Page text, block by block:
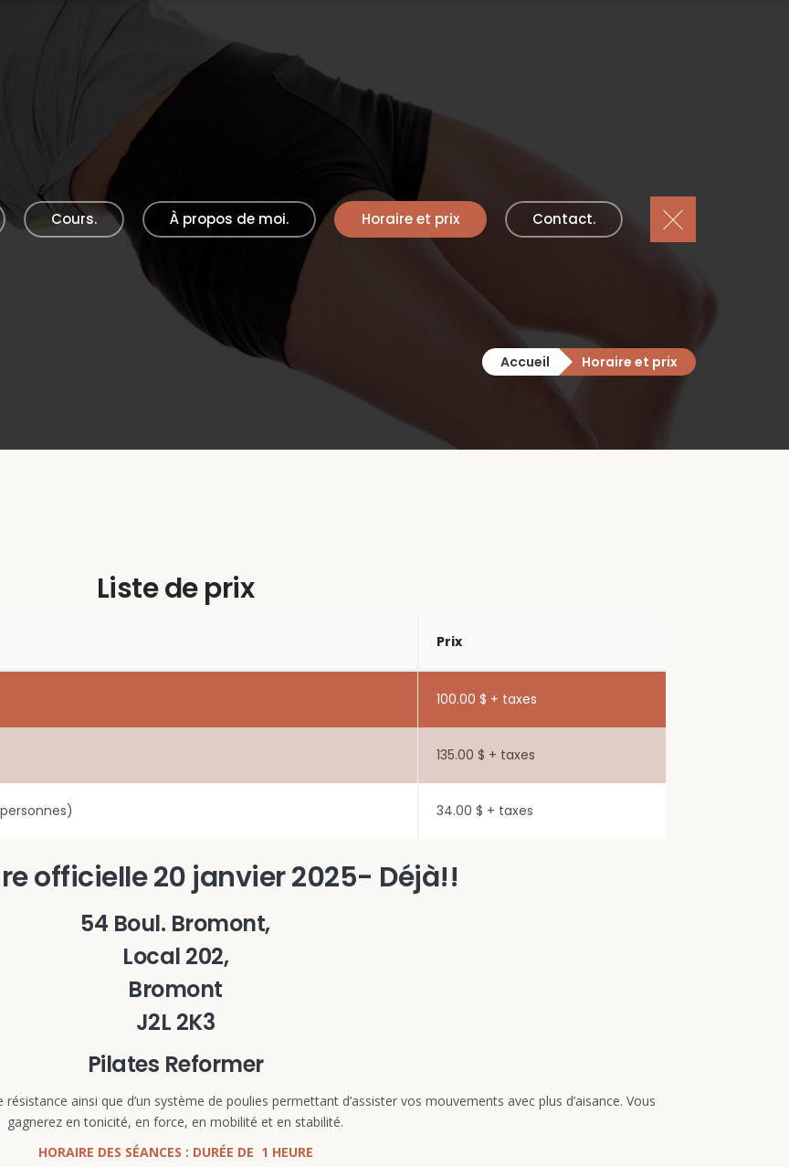
Cours. À propos de moi. Horaire et prix Contact.
Accueil Horaire et prix
Liste de prix
Prix
100.00 $ + taxes
135.00 $ + taxes
34.00 $ + taxes
officielle 20 janvier 2025- Déjà!!
54 Boul. Bromont,
Local 202,
Bromont
J2L 2K3
Pilates Reformer
ainsi que d’un système de poulies permettant d’assister vos mouvements avec plus d’aisance. Vous
gagnerez en tonicité, en force, en mobilité et en stabilité.
HORAIRE DES SÉANCES : DURÉE DE 1 HEURE